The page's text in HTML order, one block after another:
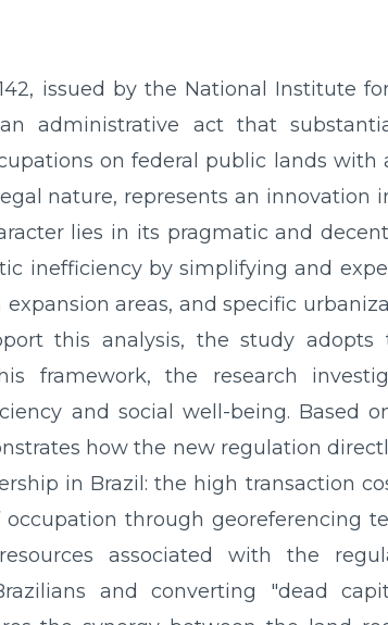
issued by the National Institute
administrative act that
on federal public lands with
nature, represents an innovation
lies in its pragmatic and
inefficiency by simplifying and
areas, and specific
this analysis, the study adopts
framework, the research
and social well-being. Based
how the new regulation
in Brazil: the high transaction
through georeferencing
associated with the
and converting "dead